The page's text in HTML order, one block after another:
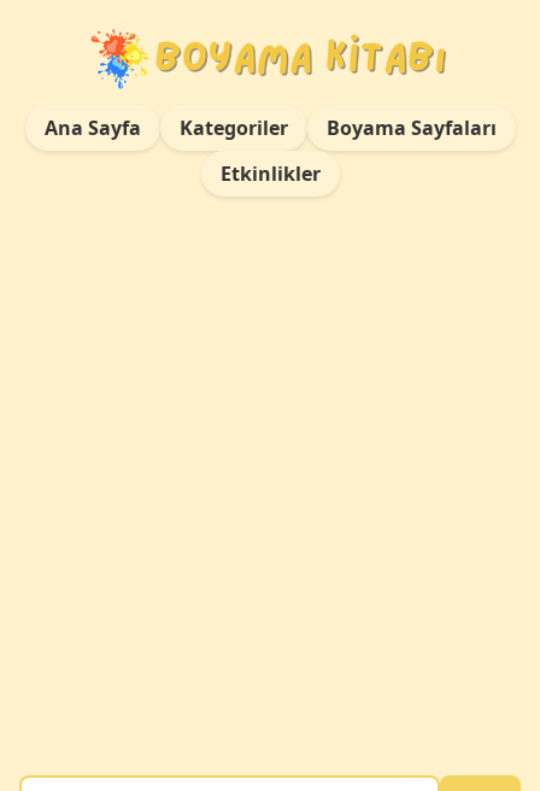
Ana Sayfa Kategoriler
Boyama Sayfaları
Etkinlikler